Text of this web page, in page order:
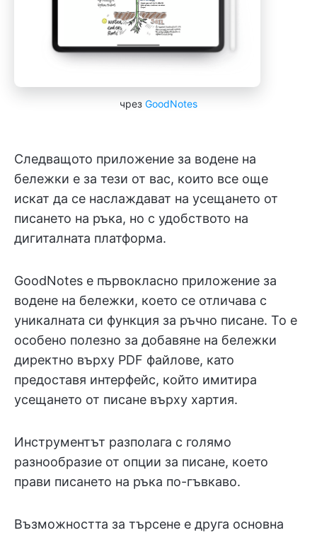
чрез GoodNotes
Следващото приложение за водене на
бележки е за тези от вас, които все още
искат да се наслаждават на усещането от
писането на ръка, но с удобството на
дигиталната платформа.
GoodNotes е първокласно приложение за
водене на бележки, което се отличава с
уникалната си функция за ръчно писане. То е
особено полезно за добавяне на бележки
директно върху PDF файлове, като
предоставя интерфейс, който имитира
усещането от писане върху хартия.
Инструментът разполага с голямо
разнообразие от опции за писане, което
прави писането на ръка по-гъвкаво.
Възможността за търсене е друга основна